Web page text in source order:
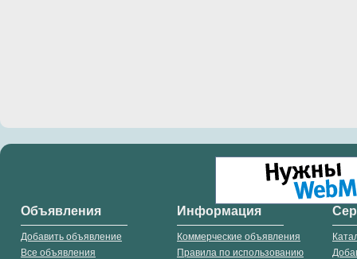
Объявления
Добавить объявление
Все объявления
Информация
Коммерческие объявления
Правила по использованию